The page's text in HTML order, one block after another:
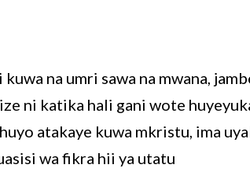
na umri sawa na mwana,
ni katika hali gani wote
atakaye kuwa mkristu, ima
wa fikra hii ya utatu